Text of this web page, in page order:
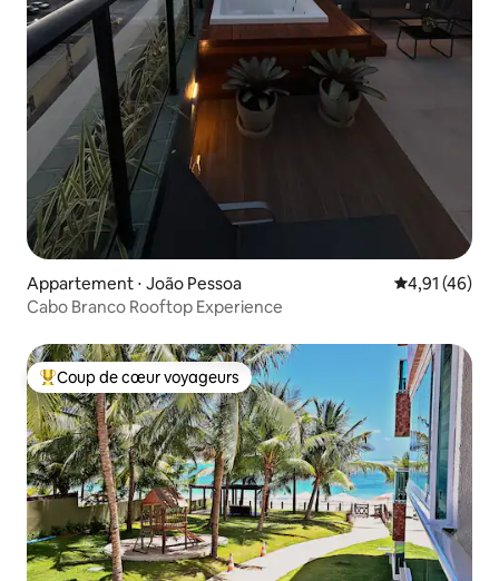
Appartement ⋅ João Pessoa Évaluation
4,91 (46)
Cabo Branco Rooftop Experience
Coups de cœur voyageurs les plus appréciés
Coup de cœur voyageurs